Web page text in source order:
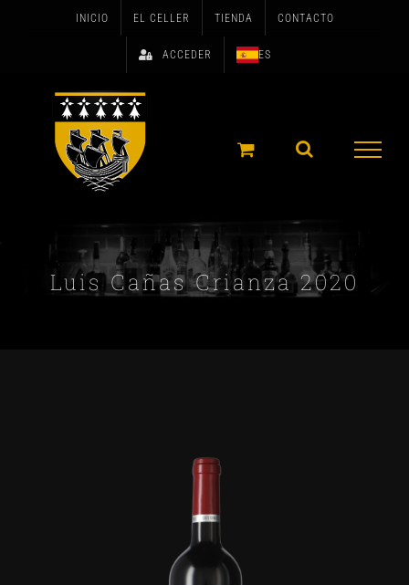
INICIO EL CELLER TIENDA CONTACTO
ACCEDER ES
Luis Cañas Crianza 2020